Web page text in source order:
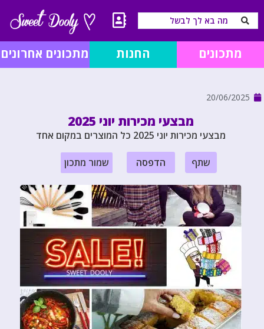
מתכונים החנות מתכונים אחרונים
20/06/2025
מבצעי מכירות יוני 2025
מבצעי מכירות יוני 2025 כל המוצרים במקום אחד
שתף הדפסה שמור מתכון